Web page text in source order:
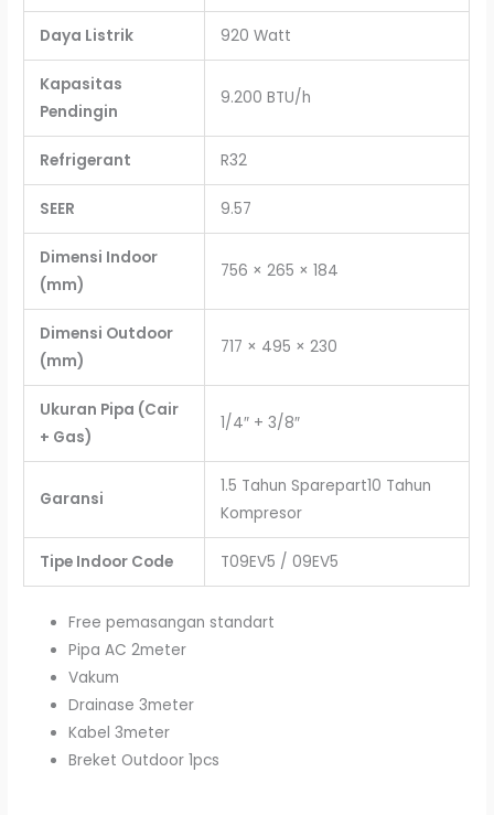
Daya Listrik 920 Watt
Kapasitas
Pendingin
9.200 BTU/h
Refrigerant R32
SEER 9.57
Dimensi Indoor
(mm)
756 × 265 × 184
Dimensi Outdoor
(mm)
717 × 495 × 230
Ukuran Pipa (Cair
+ Gas)
1/4″ + 3/8″
Garansi
1.5 Tahun Sparepart10 Tahun
Kompresor
Tipe Indoor Code T09EV5 / 09EV5
Free pemasangan standart
Pipa AC 2meter
Vakum
Drainase 3meter
Kabel 3meter
Breket Outdoor 1pcs